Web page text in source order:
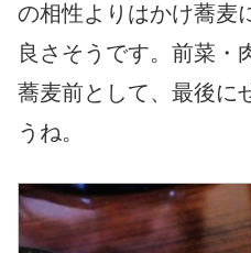
の相性よりはかけ蕎麦
良さそうです。前菜・
蕎麦前として、最後に
うね。